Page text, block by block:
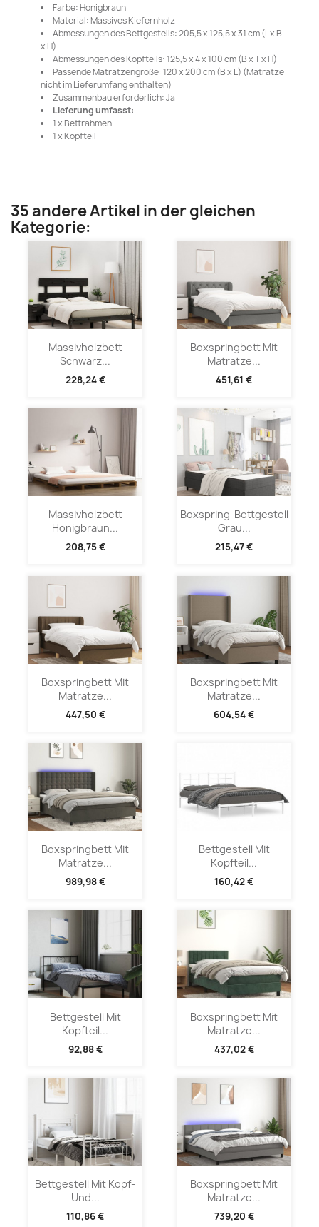
Farbe: Honigbraun
Material: Massives Kiefernholz
Abmessungen des Bettgestells: 205,5 x 125,5 x 31 cm (L x B
x H)
Abmessungen des Kopfteils: 125,5 x 4 x 100 cm (B x T x H)
Passende Matratzengröße: 120 x 200 cm (B x L) (Matratze
nicht im Lieferumfang enthalten)
Zusammenbau erforderlich: Ja
Lieferung umfasst:
1 x Bettrahmen
1 x Kopfteil
35 andere Artikel in der gleichen
Kategorie:
Massivholzbett
Schwarz...
228,24 €
Boxspringbett Mit
Matratze...
451,61 €
Massivholzbett
Honigbraun...
208,75 €
Boxspring-Bettgestell
Grau...
215,47 €
Boxspringbett Mit
Matratze...
447,50 €
Boxspringbett Mit
Matratze...
604,54 €
Boxspringbett Mit
Matratze...
989,98 €
Bettgestell Mit
Kopfteil...
160,42 €
Bettgestell Mit
Kopfteil...
92,88 €
Boxspringbett Mit
Matratze...
437,02 €
Bettgestell Mit Kopf-
Und...
110,86 €
Boxspringbett Mit
Matratze...
739,20 €